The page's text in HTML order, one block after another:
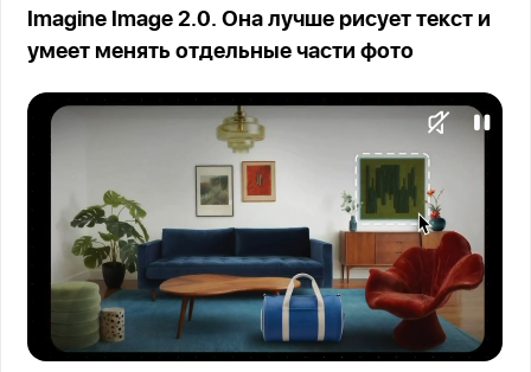
Imagine Image 2.0. Она лучше рисует текст и
умеет менять отдельные части фото